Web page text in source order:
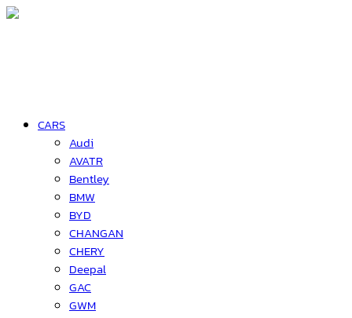
CARS
Audi
AVATR
Bentley
BMW
BYD
CHANGAN
CHERY
Deepal
GAC
GWM